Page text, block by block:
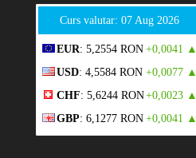
Curs valutar: 07 Aug 2026
EUR: 5,2554 RON +0,0041 ▲
USD: 4,5584 RON +0,0077 ▲
CHF: 5,6244 RON+0,0023 ▲
GBP: 6,1277 RON +0,0041 ▲